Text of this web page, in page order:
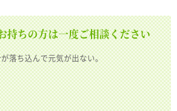
持ちの方は一度ご相談ください
落ち込んで元気が出ない。